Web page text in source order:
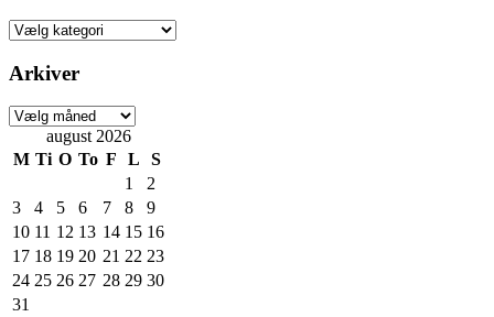
Kategorier
Arkiver
Arkiver
august 2026
M Ti O To F L
S
1
2
3
4 5 6 7 8
9
10 11 12 13 14 15 16
17 18 19 20 21 22 23
24 25 26 27 28 29 30
31